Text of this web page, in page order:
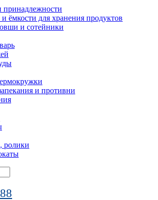
принадлежности
ёмкости для хранения продуктов
и сотейники
и противни
ролики